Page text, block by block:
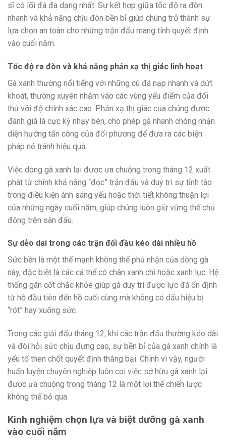
sĩ có lối đá đa dạng nhất. Sự kết hợp giữa tốc độ ra đòn
nhanh và khả năng chịu đòn bền bỉ giúp chúng trở thành sự
lựa chọn an toàn cho những trận đấu mang tính quyết định
vào cuối năm.
Tốc độ ra đòn và khả năng phản xạ thị giác linh hoạt
Gà xanh thường nổi tiếng với những cú đá nạp nhanh và dứt
khoát, thường xuyên nhắm vào các vùng yếu điểm của đối
thủ với độ chính xác cao. Phản xạ thị giác của chúng được
đánh giá là cực kỳ nhạy bén, cho phép gà nhanh chóng nhận
diện hướng tấn công của đối phương để đưa ra các biện
pháp né tránh hiệu quả.
Việc dòng gà xanh lại được ưa chuộng trong tháng 12 xuất
phát từ chính khả năng “đọc” trận đấu và duy trì sự tỉnh táo
trong điều kiện ánh sáng yếu hoặc thời tiết không thuận lợi
của những ngày cuối năm, giúp chúng luôn giữ vững thế chủ
động trên sàn đấu.
Sự dẻo dai trong các trận đối đầu kéo dài nhiều hồ
Sức bền là một thế mạnh không thể phủ nhận của dòng gà
này, đặc biệt là các cá thể có chân xanh chì hoặc xanh lục. Hệ
thống gân cốt chắc khỏe giúp gà duy trì được lực đá ổn định
từ hồ đầu tiên đến hồ cuối cùng mà không có dấu hiệu bị
“rót” hay xuống sức.
Trong các giải đấu tháng 12, khi các trận đấu thường kéo dài
và đòi hỏi sức chịu đựng cao, sự bền bỉ của gà xanh chính là
yếu tố then chốt quyết định thắng bại. Chính vì vậy, người
huấn luyện chuyên nghiệp luôn coi việc sở hữu gà xanh lại
được ưa chuộng trong tháng 12 là một lợi thế chiến lược
không thể bỏ qua.
Kinh nghiệm chọn lựa và biệt dưỡng gà xanh
vào cuối năm